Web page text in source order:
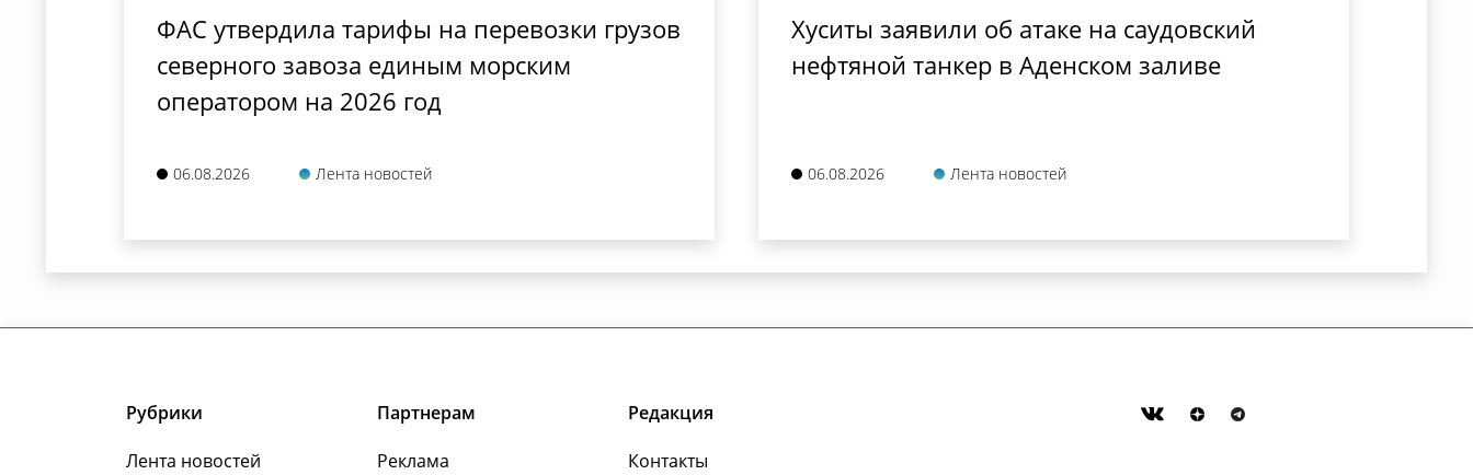
ФАС утвердила тарифы на перевозки грузов
северного завоза единым морским
оператором на 2026 год
06.08.2026 Лента новостей
Хуситы заявили об атаке на саудовский
нефтяной танкер в Аденском заливе
06.08.2026 Лента новостей
Рубрики
Лента новостей
Партнерам
Реклама
Редакция
Контакты